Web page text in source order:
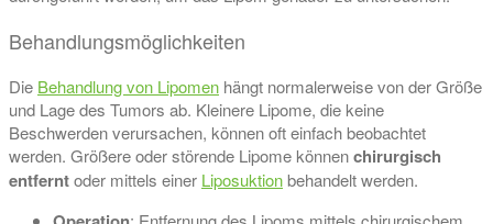
Behandlungsmöglichkeiten
Die Behandlung von Lipomen hängt normalerweise von der Größe
und Lage des Tumors ab. Kleinere Lipome, die keine
Beschwerden verursachen, können oft einfach beobachtet
werden. Größere oder störende Lipome könnenchirurgisch
entferntoder mittels einer Liposuktionbehandelt werden.